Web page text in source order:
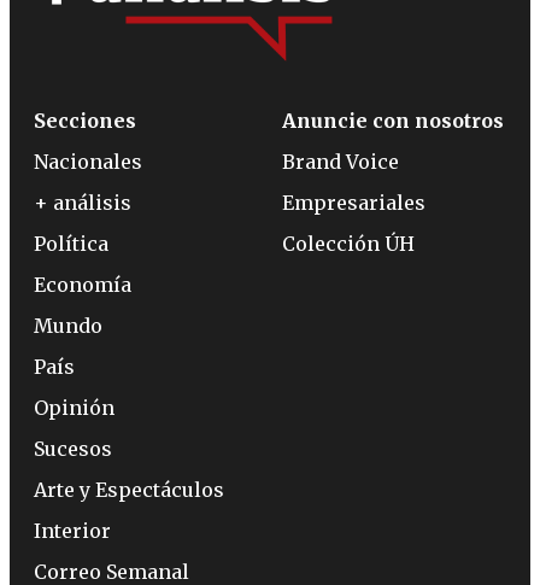
Secciones
Nacionales
+ análisis
Política
Economía
Mundo
País
Opinión
Sucesos
Arte y Espectáculos
Interior
Correo Semanal
Anuncie con nosotros
Brand Voice
Empresariales
Colección ÚH